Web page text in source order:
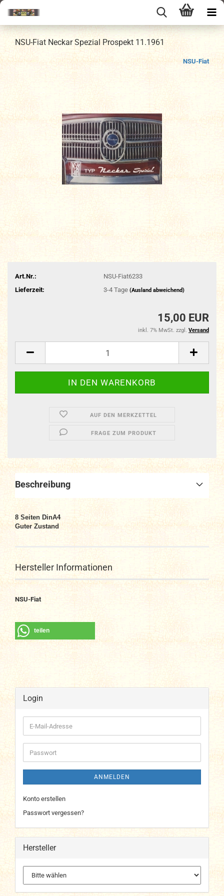
NSU-Fiat Neckar Spezial Prospekt 11.1961
NSU-Fiat
Art.Nr.:
NSU-Fiat6233
Lieferzeit:
3-4 Tage (Ausland abweichend)
15,00 EUR
inkl. 7% MwSt. zzgl. Versand
AUF DEN MERKZETTEL
FRAGE ZUM PRODUKT
Beschreibung
8 Seiten DinA4
Guter Zustand
Hersteller Informationen
NSU-Fiat
teilen
Login
E-
Mail-
Adresse
Passwort
ANMELDEN
Konto erstellen
Passwort vergessen?
Hersteller